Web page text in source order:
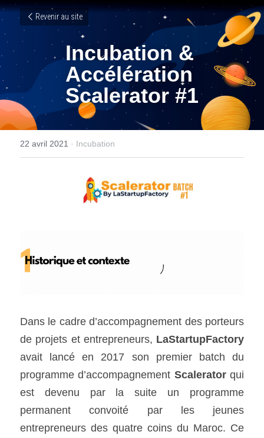
Revenir au site
Incubation &
Accélération
Scalerator #1
22 avril 2021 · Incubation
Dans le cadre d’accompagnement des porteurs
de projets et entrepreneurs, LaStartupFactory
avait lancé en 2017 son premier batch du
programme d’accompagnement Scalerator qui
est devenu par la suite un programme
permanent convoité par les jeunes
entrepreneurs des quatre coins du Maroc. Ce